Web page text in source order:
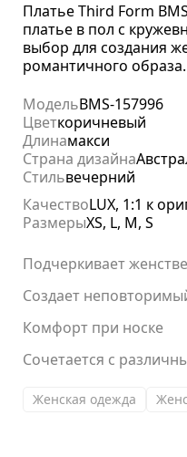
Платье Third Form
платье в пол с
выбор для создания
романтичного образа.
МодельBMS-157996
Цветкоричневый
Длинамакси
Страна дизайна
Стильвечерний
КачествоLUX, 1:1 к
РазмерыXS, L, M, S
Подчеркивает
Создает
Комфорт при носке
Сочетается с
Женская одежда